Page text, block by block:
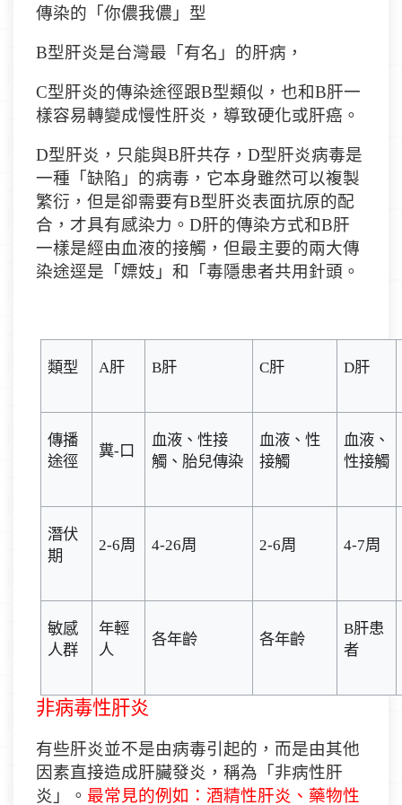
傳染的「你儂我儂 」型
B型肝炎是台灣最「有名」的肝病，
C型肝炎的傳染途徑跟B型類似，也和B肝一
樣容易轉變成慢性肝炎，導致硬化或肝癌。
D型肝炎，只能與B肝共存， D型肝炎病毒是
一種「缺陷」的病毒，它本身雖然可以複製
繁衍，但是卻需要有B型肝炎表面抗原的配
合，才具有感染力。 D肝的傳染方式和B肝
一樣是經由血液的接觸，但最主要的兩大傳
染途逕是「嫖妓」和「毒隱患者共用針頭。
類型 A肝 B肝 C肝 D肝
傳播
途徑
糞- 口
血液、性接
觸、胎兒傳染
血液、性
接觸
血液、
性接觸
潛伏
期
2-6周 4-26周 2-6周 4-7周
敏感
人群
年輕
人
各年齡 各年齡
B肝患
者
非病毒性肝炎
有些肝炎並不是由病毒引起的，而是由其他
因素直接造成肝臟發炎，稱為「非病性肝
炎」。 最常見的例如：酒精性肝炎、藥物性